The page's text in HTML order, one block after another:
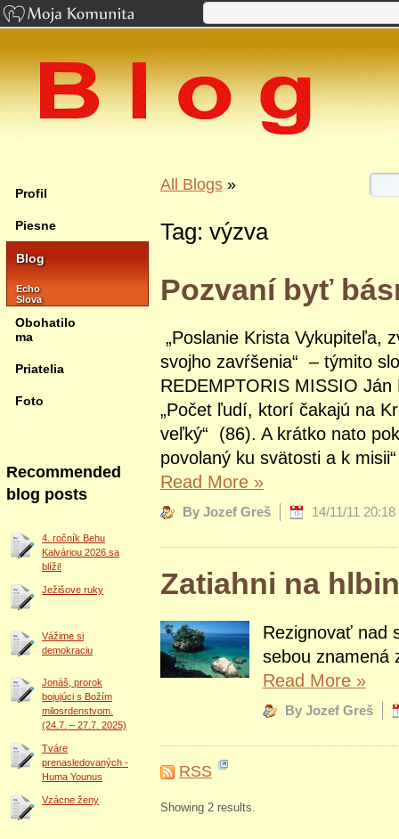
All Blogs »
Tag: výzva
Pozvaní byť
„Poslanie Krista Vykupiteľa,
svojho zavŕšenia“ – týmito
REDEMPTORIS MISSIO
„Počet ľudí, ktorí čakajú na
veľký“ (86). A krátko nato
povolaný ku svätosti a k
Read More »
By Jozef Greš 14/11/11 20:18
Zatiahni na
Rezignovať nad
sebou znamená
Read More »
By Jozef Greš
RSS
Showing 2 results.
Profil
Piesne
Blog
Echo
Slova
Obohatilo
ma
Priatelia
Foto
Recommended
blog posts
4. ročník Behu
Kalváriou 2026 sa
blíži!
Ježišove ruky
Vážime si
demokraciu
Jonáš, prorok
bojujúci s Božím
milosrdenstvom.
(24.7. – 27.7. 2025)
Tváre
prenasledovaných -
Huma Younus
Vzácne ženy